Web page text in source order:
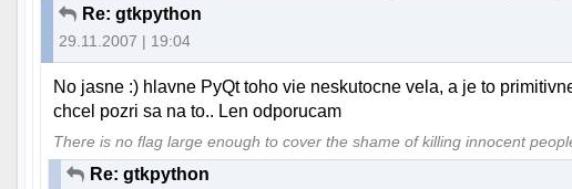
Re: gtkpython
29.11.2007 | 19:04
No jasne :) hlavne PyQt toho vie neskutocne vela, a je to
chcel pozri sa na to.. Len odporucam
There is no flag large enough to cover the shame of killing innocent
Re: gtkpython